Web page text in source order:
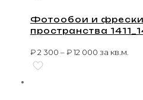
Фотообои и
пространства
₽2 300 –₽12 000 за кв.м.